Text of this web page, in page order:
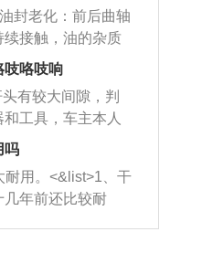
因为积碳过多引起
催化器泡在草酸
解决，将清洗剂
混合后，车辆启
一起进入到燃烧
，就可以让三元
管堵塞的情况就
同样也要打相同的
强调要反复练
肉记忆，在真实
记忆也能打好方
封老化：前后曲轴
接触，油的杂质
化使其密封效果
漏油。<&list>2、
使活塞环与缸体
流入燃烧室中，
、机油粘度。使用
同样会有烧机油现
很好的流动性，
吱咯吱响
有较大间隙，判
工具，车主本人
送到修理厂或4s
套管防尘罩破
现象，使半轴磨
易损坏，产生异
转向胶套和球头
吗
耐用。<&list>1、干
年前还比较耐